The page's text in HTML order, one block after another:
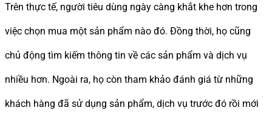
Trên thực tế, người tiêu dùng ngày càng khắt khe hơn trong
việc chọn mua một sản phẩm nào đó. Đồng thời, họ cũng
chủ động tìm kiếm thông tin về các sản phẩm và dịch vụ
nhiều hơn. Ngoài ra, họ còn tham khảo đánh giá từ những
khách hàng đã sử dụng sản phẩm, dịch vụ trước đó rồi mới